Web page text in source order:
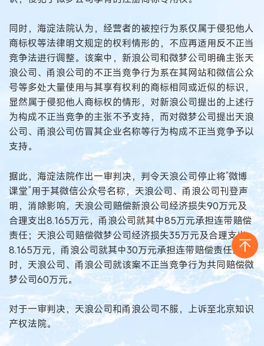
同时，海淀法院认为，经营者的被控行为系仅属于侵犯他人
商标权等法律明文规定的权利情形的，不应再适用反不正当
竞争法进行调整。该案中，新浪公司和微梦公司明确主张天
浪公司、甬浪公司的不正当竞争行为系在其网站和微信公众
号等多处大量使用与其享有权利的商标相同或近似的标识，
显然属于侵犯他人商标权的情形，对新浪公司提出的上述行
为构成不正当竞争的主张不予支持，而对微梦公司提出天浪
公司、甬浪公司仿冒其企业名称等行为构成不正当竞争予以
支持。
据此，海淀法院作出一审判决，判令天浪公司停止将“微博
课堂”用于其微信公众号名称，天浪公司、甬浪公司刊登声
明，消除影响，天浪公司赔偿新浪公司经济损失90万元及
合理支出8.165万元，甬浪公司就其中85万元承担连带赔偿
责任；天浪公司赔偿微梦公司经济损失35万元及合理支出
8.165万元，甬浪公司就其中30万元承担连带赔偿责任。同
时，天浪公司、甬浪公司就该案不正当竞争行为共同赔偿微
梦公司60万元。
对于一审判决，天浪公司和甬浪公司不服，上诉至北京知识
产权法院。